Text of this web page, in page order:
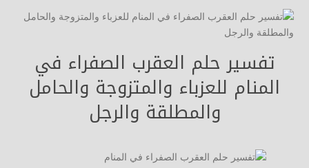
تفسير حلم العقرب الصفراء في
المنام للعزباء والمتزوجة والحامل
والمطلقة والرجل